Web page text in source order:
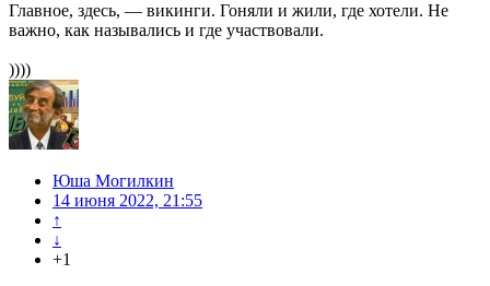
Главное, здесь, — викинги. Гоняли и жили, где хотели. Не
важно, как назывались и где участвовали.
))))
Юша Могилкин
14 июня 2022, 21:55
↑
↓
+1